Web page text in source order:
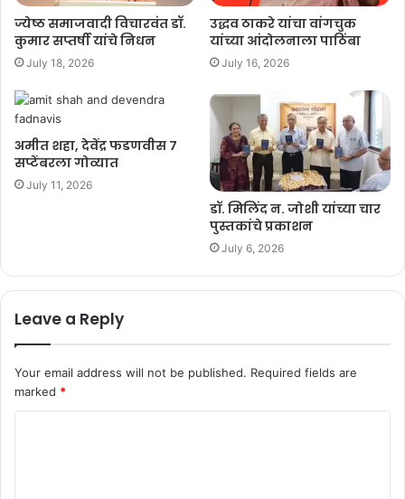
ज्येष्ठ समाजवादी विचारवंत डॉ.
कुमार सप्तर्षी यांचे निधन
July 18, 2026
उद्धव ठाकरे यांचा वांगचुक
यांच्या आंदोलनाला पाठिंबा
July 16, 2026
अमीत शहा, देवेंद्र फडणवीस ७
सप्टेंबरला गोव्यात
July 11, 2026
डॉ. मिलिंद न. जोशी यांच्या चार
पुस्तकांचे प्रकाशन
July 6, 2026
Leave a Reply
Your email address will not be published. Required fields are
marked *